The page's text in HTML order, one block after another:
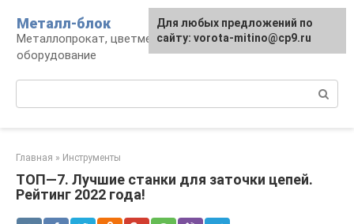
контенту
Металл-блок
Металлопрокат, цветмет, обработка и
оборудование
Главная » Инструменты
ТОП—7. Лучшие станки для заточки цепей.
Рейтинг 2022 года!
Для любых предложений по
сайту: vorota-mitino@cp9.ru